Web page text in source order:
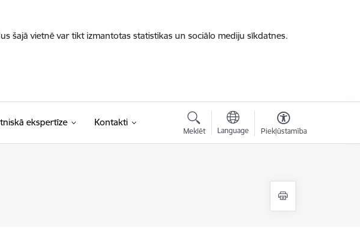
šajā vietnē var tikt izmantotas statistikas un sociālo mediju sīkdatnes.
ekspertīze Kontakti
Meklēt Language Piekļūstamība